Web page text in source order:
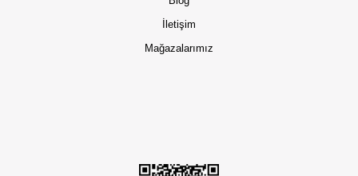
İletişim
Mağazalarımız